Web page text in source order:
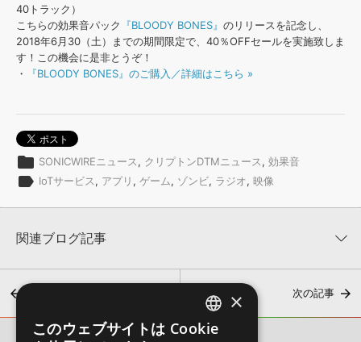
40トラック）
こちらの効果音パック
『BLOODY BONES』 のリリースを記念し、
2018年6月30（土）までの期間限定で、40％OFFセールを実施致しま
す！この機会に是非とうぞ！
・
『BLOODY BONES』のご購入／詳細はこちら »
folder SONICWIREニュース, クリプトンDTMニュース, 効果音
label IoTサービス, アプリ , ゲーム, ゾンビ, ラジオ, 映像
関連ブログ記事
次の記事
ENGLISH
×
このウェブサイトは Cookie